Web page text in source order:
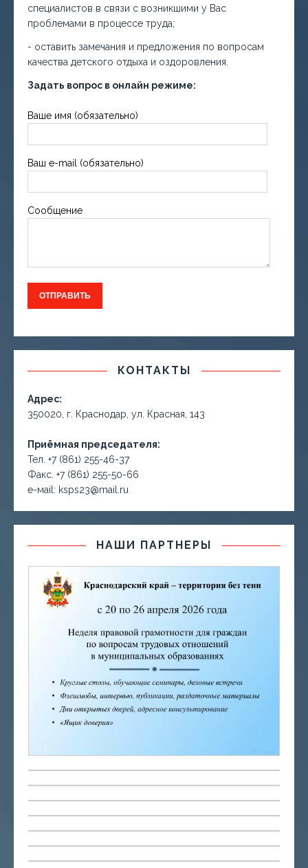
специалистов в связи с возникшими у Вас
проблемами в процессе труда;
- оставить замечания и предложения по вопросам
качества детского отдыха и оздоровления.
Задать вопрос в онлайн режиме:
Ваше имя (обязательно)
Ваш e-mail (обязательно)
Сообщение
КОНТАКТЫ
Адрес:
350020, г. Краснодар, ул. Красная, 143
Приёмная председателя:
Тел. +7 (861) 255-46-37
Факс. +7 (861) 255-50-66
е-маil: ksps23@mail.ru
НАШИ ПАРТНЕРЫ